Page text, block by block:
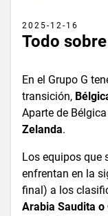
2025-12-16
Todo
En el Grupo G
transición,
Aparte de
Zelanda.
Los equipos que
enfrentan en la
final) a los
Arabia Saudita o